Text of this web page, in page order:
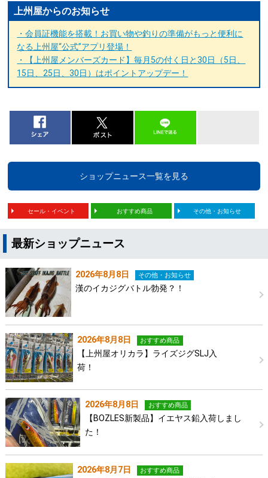
上州屋からのお知らせ
・会員証機能を搭載！お買い物や釣りの準備がもっと便利に
なる上州屋“公式”アプリ登場！
・【上州屋メンバーズカード】毎月5の付く日と30日（5日、
15日、25日、30日）はポイントアップデー！
ショップニュース一覧を見る
セール・イベント おすすめ商品 その他・お知らせ
最新ショップニュース
2026年8月8日 その他・お知らせ
漢のイカジグバトル勃発？！
2026年8月8日 おすすめ商品
【上州屋オリカラ】ライズジグSLJ入
荷！
2026年8月8日 おすすめ商品
【BOZLES新製品】イエヤス鉛入荷しまし
た！
2026年8月7日 おすすめ商品